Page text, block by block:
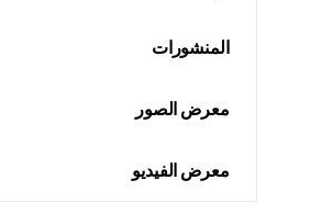
المنشورات
معرض الصور
معرض الفيديو